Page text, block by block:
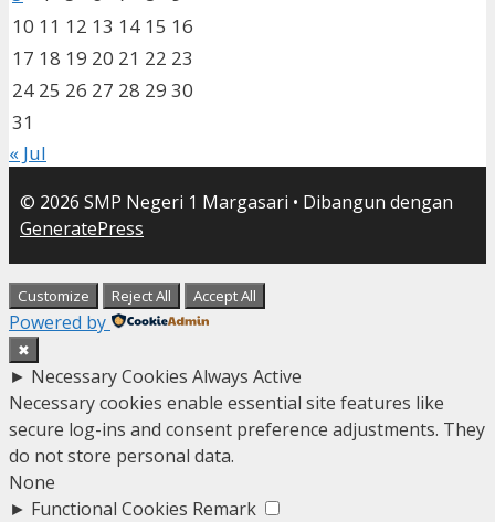
10 11 12 13 14 15 16
17 18 19 20 21 22 23
24 25 26 27 28 29 30
31
« Jul
© 2026 SMP Negeri 1 Margasari • Dibangun dengan
GeneratePress
Customize Reject All Accept All
Powered by
✖
► Necessary Cookies Always Active
Necessary cookies enable essential site features like
secure log-ins and consent preference adjustments. They
do not store personal data.
None
► Functional Cookies Remark